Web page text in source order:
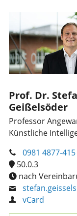
Prof. Dr.
Geißelsöder
Professor
Künstliche
0981 4877-415
50.0.3
nach
vCard